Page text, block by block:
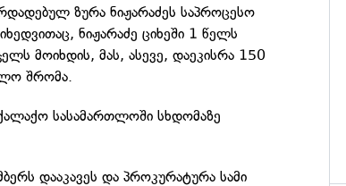
ზურა ნიჟარაძეს საპროცესო
ნიჟარაძე ციხეში 1 წელს
მოიხდის, მას, ასევე, დაეკისრა 150
შრომა.
სასამართლოში სხდომაზე
დააკავეს და პროკურატურა სამი